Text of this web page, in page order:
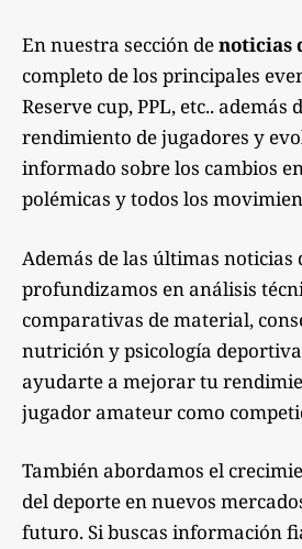
En nuestra sección denoticias
completo de los principales
Reserve cup, PPL, etc..
rendimiento de jugadores y
informado sobre los cambios
polémicas y todos los
Además de las últimas noticias
profundizamos en análisis
comparativas de material,
nutrición y psicología
ayudarte a mejorar tu
jugador amateur como
También abordamos el
del deporte en nuevos
futuro. Si buscas información